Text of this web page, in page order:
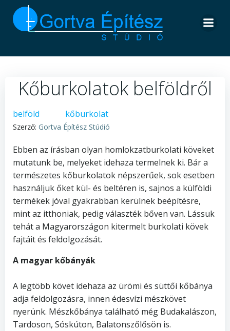
to
content
Kőburkolatok belföldről
belföld kőburkolat
Szerző: Gortva Építész Stúdió
Ebben az írásban olyan homlokzatburkolati köveket
mutatunk be, melyeket idehaza termelnek ki. Bár a
természetes kőburkolatok népszerűek, sok esetben
használjuk őket kül- és beltéren is, sajnos a külföldi
termékek jóval gyakrabban kerülnek beépítésre,
mint az itthoniak, pedig választék bőven van. Lássuk
tehát a Magyarországon kitermelt burkolati kövek
fajtáit és feldolgozását.
A magyar kőbányák
A legtöbb követ idehaza az ürömi és süttői kőbánya
adja feldolgozásra, innen édesvízi mészkövet
nyerünk. Mészkőbánya található még Budakalászon,
Tardoson, Sóskúton, Balatonszőlősön is.